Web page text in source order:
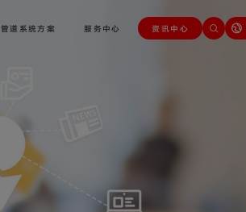
管道系统方案 服务中心 资讯中心